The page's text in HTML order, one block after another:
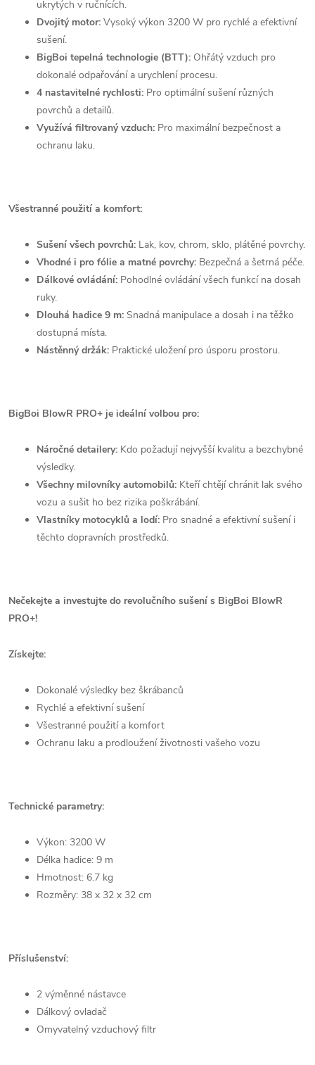
ukrytých v ručnících.
Dvojitý motor: Vysoký výkon 3200 W pro rychlé a efektivní
sušení.
BigBoi tepelná technologie (BTT): Ohřátý vzduch pro
dokonalé odpařování a urychlení procesu.
4 nastavitelné rychlosti: Pro optimální sušení různých
povrchů a detailů.
Využívá filtrovaný vzduch: Pro maximální bezpečnost a
ochranu laku.
Všestranné použití a komfort:
Sušení všech povrchů: Lak, kov, chrom, sklo, plátěné povrchy.
Vhodné i pro fólie a matné povrchy: Bezpečná a šetrná péče.
Dálkové ovládání: Pohodlné ovládání všech funkcí na dosah
ruky.
Dlouhá hadice 9 m: Snadná manipulace a dosah i na těžko
dostupná místa.
Nástěnný držák: Praktické uložení pro úsporu prostoru.
BigBoi BlowR PRO+ je ideální volbou pro:
Náročné detailery: Kdo požadují nejvyšší kvalitu a bezchybné
výsledky.
Všechny milovníky automobilů: Kteří chtějí chránit lak svého
vozu a sušit ho bez rizika poškrábání.
Vlastníky motocyklů a lodí: Pro snadné a efektivní sušení i
těchto dopravních prostředků.
Nečekejte a investujte do revolučního sušení s BigBoi BlowR
PRO+!
Získejte:
Dokonalé výsledky bez škrábanců
Rychlé a efektivní sušení
Všestranné použití a komfort
Ochranu laku a prodloužení životnosti vašeho vozu
Technické parametry:
Výkon: 3200 W
Délka hadice: 9 m
Hmotnost: 6.7 kg
Rozměry: 38 x 32 x 32 cm
Příslušenství:
2 výměnné nástavce
Dálkový ovladač
Omyvatelný vzduchový filtr